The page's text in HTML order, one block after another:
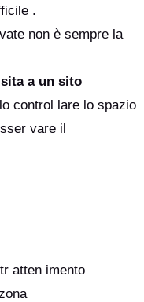
.
non è sempre la
a un sito
control lare lo spazio
vare il
atten imento